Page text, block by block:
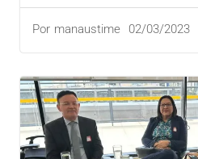
Por manaustime 02/03/2023